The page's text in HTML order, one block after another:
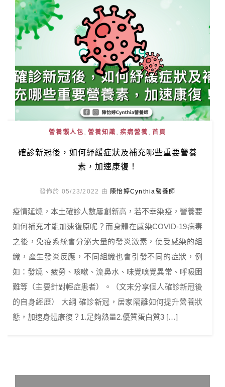
營養懶人包 營養知識 疾病營養 首頁
確診新冠後，如何紓緩症狀及補充哪些重要營養
素，加速康復！
發佈於 05/23/2022 由 陳怡婷Cynthia營養師
疫情延燒，本土確診人數屢創新高，若不幸染疫，營養要
如何補充才能加速復原呢？而身體在感染COVID-19病毒
之後，免疫系統會分泌大量的發炎激素，使受感染的組
織，產生發炎反應，不同組織也會引發不同的症狀，例
如：發燒、疲勞、咳嗽、流鼻水、味覺嗅覺異常、呼吸困
難等（主要針對輕症患者）。（文末分享個人確診新冠後
的自身經歷） 大綱 確診新冠，居家隔離如何提升營養狀
態，加速身體康復？1.足夠熱量2.優質蛋白質3 […]